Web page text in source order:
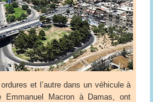
et l’autre dans un véhicule à
Emmanuel Macron à Damas, ont